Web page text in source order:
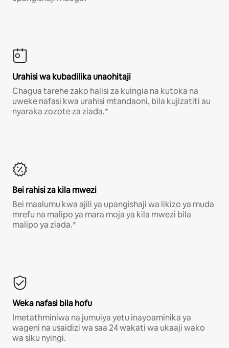
Urahisi wa kubadilika unaohitaji
Chagua tarehe zako halisi za kuingia na kutoka na
uweke nafasi kwa urahisi mtandaoni, bila kujizatiti au
nyaraka zozote za ziada.*
Bei rahisi za kila mwezi
Bei maalumu kwa ajili ya upangishaji wa likizo ya muda
mrefu na malipo ya mara moja ya kila mwezi bila
malipo ya ziada.*
Weka nafasi bila hofu
Imetathminiwa na jumuiya yetu inayoaminika ya
wageni na usaidizi wa saa 24 wakati wa ukaaji wako
wa siku nyingi.